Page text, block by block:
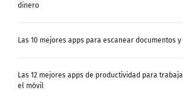
dinero
Las 10 mejores apps para escanear documentos
Las 12 mejores apps de productividad para
el móvil